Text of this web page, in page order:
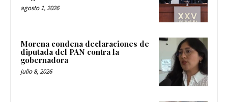
agosto 1, 2026
Morena condena declaraciones de
diputada del PAN contra la
gobernadora
julio 8, 2026